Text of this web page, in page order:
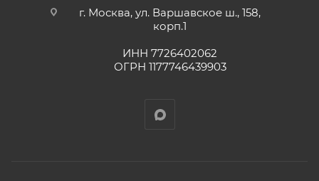
г. Москва, ул. Варшавское ш., 158,
корп.1
ИНН 7726402062
ОГРН 1177746439903